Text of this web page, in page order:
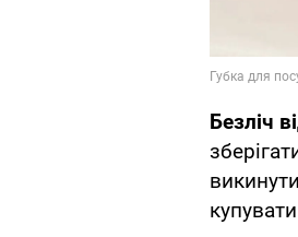
Безліч